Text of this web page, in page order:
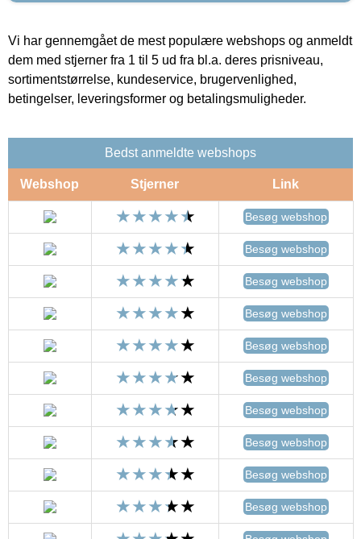
Vi har gennemgået de mest populære webshops og anmeldt
dem med stjerner fra 1 til 5 ud fra bl.a. deres prisniveau,
sortimentstørrelse, kundeservice, brugervenlighed,
betingelser, leveringsformer og betalingsmuligheder.
Bedst anmeldte webshops
Webshop Stjerner Link
Besøg webshop
Besøg webshop
Besøg webshop
Besøg webshop
Besøg webshop
Besøg webshop
Besøg webshop
Besøg webshop
Besøg webshop
Besøg webshop